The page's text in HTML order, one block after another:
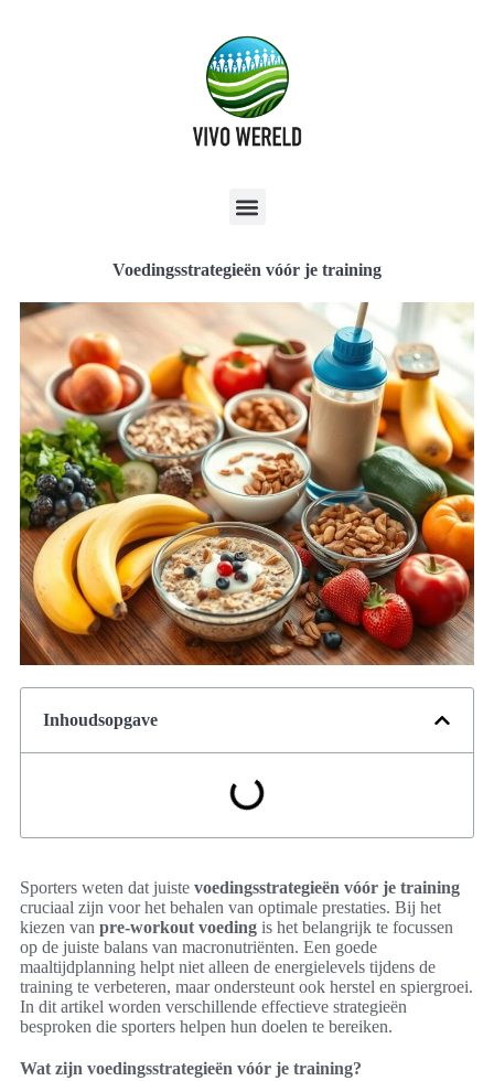
Voedingsstrategieën vóór je training
Inhoudsopgave
Sporters weten dat juiste voedingsstrategieën vóór je training
cruciaal zijn voor het behalen van optimale prestaties. Bij het
kiezen van pre-workout voeding is het belangrijk te focussen
op de juiste balans van macronutriënten. Een goede
maaltijdplanning helpt niet alleen de energielevels tijdens de
training te verbeteren, maar ondersteunt ook herstel en spiergroei.
In dit artikel worden verschillende effectieve strategieën
besproken die sporters helpen hun doelen te bereiken.
Wat zijn voedingsstrategieën vóór je training?